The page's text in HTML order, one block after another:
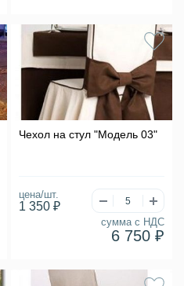
Чехол на стул "Модель 03"
цена/шт.
1 350 ₽
сумма с НДС
6 750 ₽